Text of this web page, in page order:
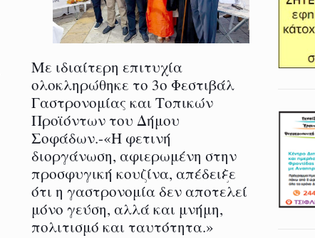
Με ιδιαίτερη επιτυχία
ολοκληρώθηκε το 3ο Φεστιβάλ
Γαστρονομίας και Τοπικών
Προϊόντων του Δήμου
Σοφάδων.-«Η φετινή
διοργάνωση, αφιερωμένη στην
προσφυγική κουζίνα, απέδειξε
ότι η γαστρονομία δεν αποτελεί
μόνο γεύση, αλλά και μνήμη,
πολιτισμό και ταυτότητα.»